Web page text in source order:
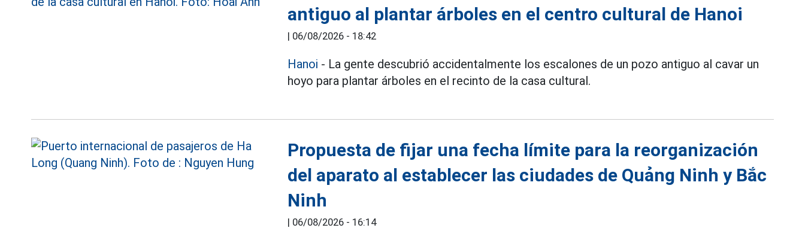
antiguo al plantar árboles en el centro cultural de Hanoi
| 06/08/2026 - 18:42
Hanoi - La gente descubrió accidentalmente los escalones de un pozo antiguo al cavar un
hoyo para plantar árboles en el recinto de la casa cultural.
Propuesta de fijar una fecha límite para la reorganización
del aparato al establecer las ciudades de Quảng Ninh y Bắc
Ninh
| 06/08/2026 - 16:14